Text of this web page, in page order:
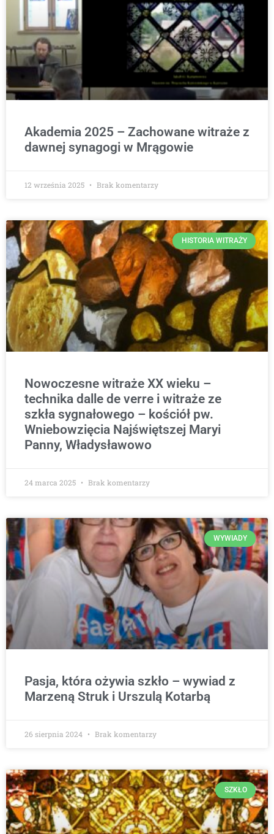
Akademia 2025 – Zachowane witraże z
dawnej synagogi w Mrągowie
12 września 2025 Brak komentarzy
HISTORIA WITRAŻY
Nowoczesne witraże XX wieku –
technika dalle de verre i witraże ze
szkła sygnałowego – kościół pw.
Wniebowzięcia Najświętszej Maryi
Panny, Władysławowo
24 marca 2025 Brak komentarzy
WYWIADY
Pasja, która ożywia szkło – wywiad z
Marzeną Struk i Urszulą Kotarbą
26 sierpnia 2024 Brak komentarzy
SZKŁO